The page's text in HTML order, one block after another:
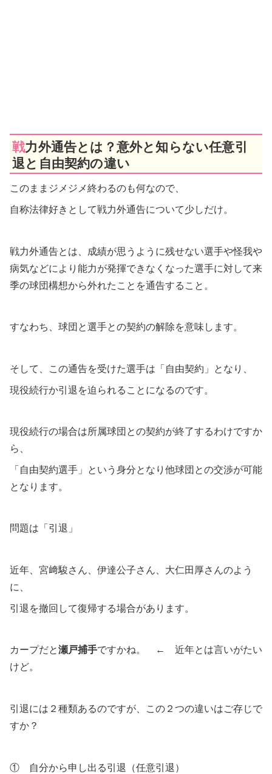
戦力外通告とは？意外と知らない任意引
退と自由契約の違い
このままジメジメ終わるのも何なので、
自称法律好きとして戦力外通告について少しだけ。
戦力外通告とは、成績が思うように残せない選手や怪我や
病気などにより能力が発揮できなくなった選手に対して来
季の球団構想から外れたことを通告すること。
すなわち、球団と選手との契約の解除を意味します。
そして、この通告を受けた選手は「自由契約」となり、
現役続行か引退を迫られることになるのです。
現役続行の場合は所属球団との契約が終了するわけですか
ら、
「自由契約選手」という身分となり他球団との交渉が可能
となります。
問題は「引退」
近年、宮﨑駿さん、伊達公子さん、大仁田厚さんのよう
に、
引退を撤回して復帰する場合があります。
カープだと瀬戸捕手ですかね。 ← 近年とは言いがたい
けど。
引退には２種類あるのですが、この２つの違いはご存じで
すか？
① 自分から申し出る引退（任意引退）